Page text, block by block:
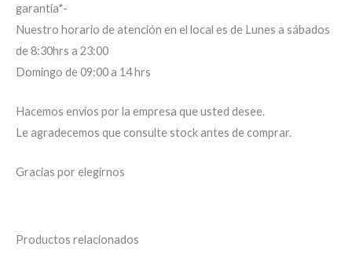
garantía*-
Nuestro horario de atención en el local es de Lunes a sábados
de 8:30hrs a 23:00
Domingo de 09:00 a 14 hrs
Hacemos envíos por la empresa que usted desee.
Le agradecemos que consulte stock antes de comprar.
Gracias por elegirnos
Productos relacionados